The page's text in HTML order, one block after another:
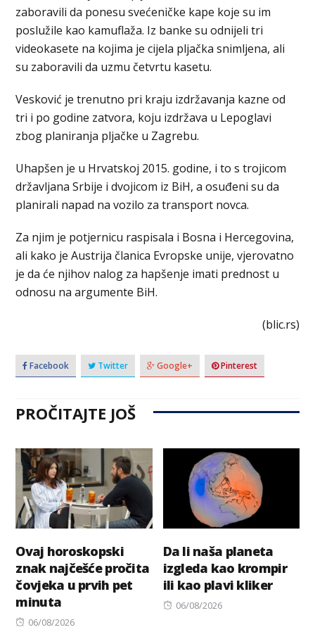
zaboravili da ponesu svećeničke kape koje su im
poslužile kao kamuflaža. Iz banke su odnijeli tri
videokasete na kojima je cijela pljačka snimljena, ali
su zaboravili da uzmu četvrtu kasetu.
Vesković je trenutno pri kraju izdržavanja kazne od
tri i po godine zatvora, koju izdržava u Lepoglavi
zbog planiranja pljačke u Zagrebu.
Uhapšen je u Hrvatskoj 2015. godine, i to s trojicom
državljana Srbije i dvojicom iz BiH, a osuđeni su da
planirali napad na vozilo za transport novca.
Za njim je potjernicu raspisala i Bosna i Hercegovina,
ali kako je Austrija članica Evropske unije, vjerovatno
je da će njihov nalog za hapšenje imati prednost u
odnosu na argumente BiH.
(blic.rs)
Facebook Twitter Google+ Pinterest
PROČITAJTE JOŠ
Ovaj horoskopski
znak najčešće pročita
čovjeka u prvih pet
minuta
Posted
06/08/2026
Da li naša planeta
izgleda kao krompir
ili kao plavi kliker
Posted
06/08/2026